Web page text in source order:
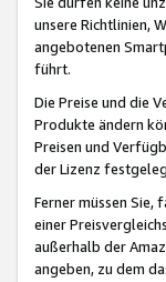
unsere Richtlinien,
angebotenen
führt.
Die Preise und die
Produkte ändern
Preisen und
der Lizenz
Ferner müssen Sie,
einer
außerhalb der
angeben, zu dem